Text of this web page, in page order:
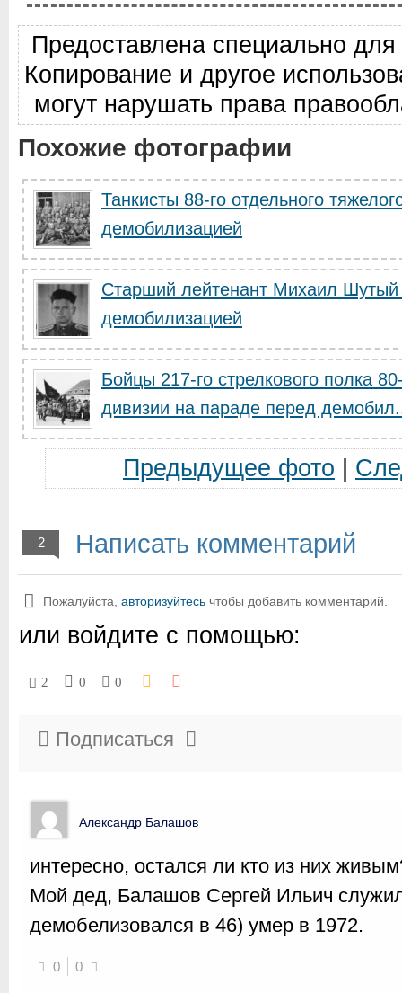
Предоставлена специально
Копирование и другое
могут нарушать права
Похожие фотографии
Танкисты 88-го отдельного
демобилизацией
Старший лейтенант Михаил Шутый
демобилизацией
Бойцы 217-го стрелкового полка
дивизии на параде перед
Предыдущее фото
2 Написать комментарий
Пожалуйста, авторизуйтесь чтобы добавить комментарий.
или войдите с помощью:
2 0 0
Подписаться
Александр Балашов
интересно, остался ли кто из них
Мой дед, Балашов Сергей Ильич
демобелизовался в 46) умер в 1972.
0 0